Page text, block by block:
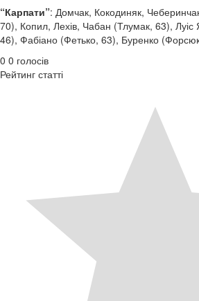
“Карпати”: Домчак, Кокодиняк,
70), Копил, Лехів, Чабан (Тлумак, 63), Луіс
46), Фабіано (Фетько, 63), Буренко
0 0 голосів
Рейтинг статті